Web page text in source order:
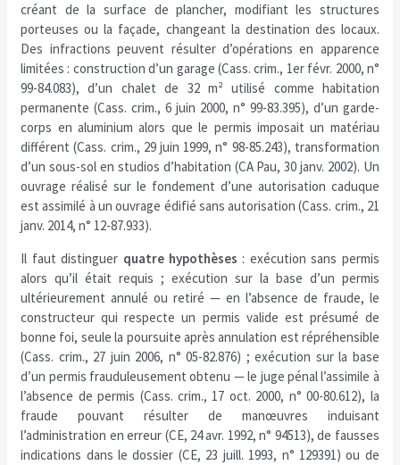
créant de la surface de plancher, modifiant les structures
porteuses ou la façade, changeant la destination des locaux.
Des infractions peuvent résulter d’opérations en apparence
limitées : construction d’un garage (Cass. crim., 1er févr. 2000, n°
99-84.083), d’un chalet de 32 m² utilisé comme habitation
permanente (Cass. crim., 6 juin 2000, n° 99-83.395), d’un garde-
corps en aluminium alors que le permis imposait un matériau
différent (Cass. crim., 29 juin 1999, n° 98-85.243), transformation
d’un sous-sol en studios d’habitation (CA Pau, 30 janv. 2002). Un
ouvrage réalisé sur le fondement d’une autorisation caduque
est assimilé à un ouvrage édifié sans autorisation (Cass. crim., 21
janv. 2014, n° 12-87.933).
Il faut distinguer quatre hypothèses : exécution sans permis
alors qu’il était requis ; exécution sur la base d’un permis
ultérieurement annulé ou retiré — en l’absence de fraude, le
constructeur qui respecte un permis valide est présumé de
bonne foi, seule la poursuite après annulation est répréhensible
(Cass. crim., 27 juin 2006, n° 05-82.876) ; exécution sur la base
d’un permis frauduleusement obtenu — le juge pénal l’assimile à
l’absence de permis (Cass. crim., 17 oct. 2000, n° 00-80.612), la
fraude pouvant résulter de manœuvres induisant
l’administration en erreur (CE, 24 avr. 1992, n° 94513), de fausses
indications dans le dossier (CE, 23 juill. 1993, n° 129391) ou de